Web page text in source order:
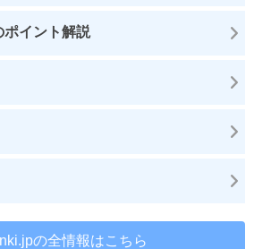
ポイント解説
の全情報はこちら